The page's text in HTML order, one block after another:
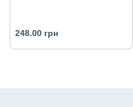
248.00 грн